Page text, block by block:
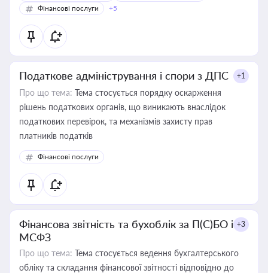
Фінансові послуги
+5
Податкове адміністрування і спори з ДПС +1
Про що тема: Тема стосується порядку оскарження
рішень податкових органів, що виникають внаслідок
податкових перевірок, та механізмів захисту прав
платників податків
Фінансові послуги
Фінансова звітність та бухоблік за П(С)БО і
МСФЗ
+3
Про що тема: Тема стосується ведення бухгалтерського
обліку та складання фінансової звітності відповідно до